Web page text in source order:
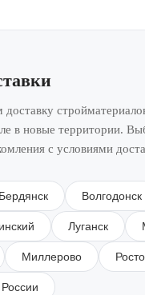
в новые территории.
с условиями
Бердянск Волгодонск
Луганск
Миллерово